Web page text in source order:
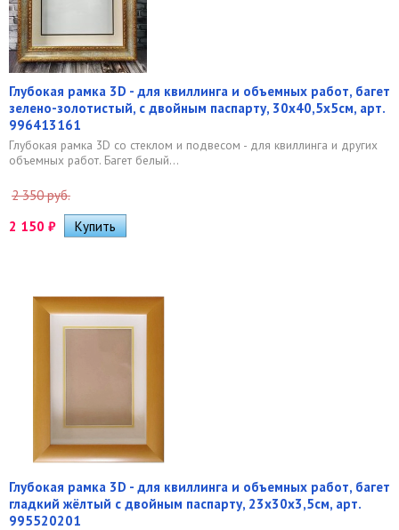
Глубокая рамка 3D - для квиллинга и объемных работ, багет
зелено-золотистый, с двойным паспарту, 30х40,5х5см, арт.
996413161
Глубокая рамка 3D со стеклом и подвесом - для квиллинга и других
объемных работ. Багет белый...
2 350 руб.
2 150 ₽
Глубокая рамка 3D - для квиллинга и объемных работ, багет
гладкий жёлтый с двойным паспарту, 23х30х3,5см, арт.
995520201